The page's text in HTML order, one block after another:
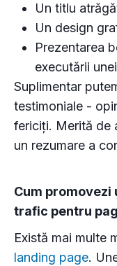
Un titlu
Un design
Prezentarea
executării
Suplimentar
testimoniale -
fericiți. Merită de
un rezumare a
Cum promovezi
trafic pentru
Există mai multe
landing page.